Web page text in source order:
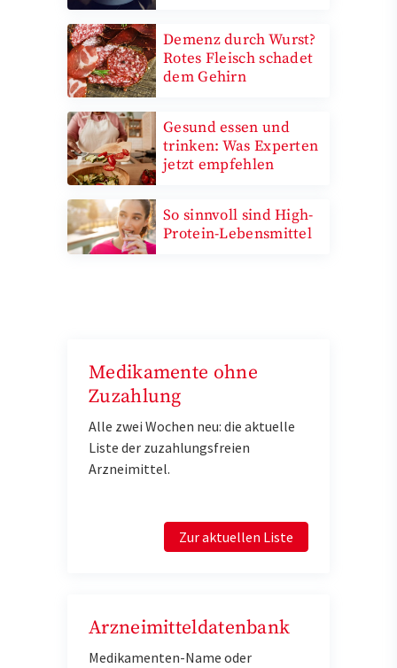
Demenz durch Wurst?
Rotes Fleisch schadet
dem Gehirn
Gesund essen und
trinken: Was Experten
jetzt empfehlen
So sinnvoll sind High-
Protein-Lebensmittel
Medikamente ohne
Zuzahlung
Alle zwei Wochen neu: die aktuelle
Liste der zuzahlungsfreien
Arzneimittel.
Zur aktuellen Liste
Arzneimitteldatenbank
Medikamenten-Name oder